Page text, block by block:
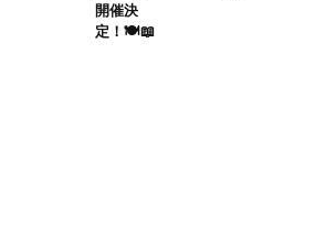
開催決
定！🍽️📖